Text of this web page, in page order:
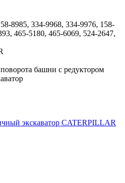
8985, 334-9968, 334-9976, 158-
465-5180, 465-6069, 524-2647,
башни с редуктором